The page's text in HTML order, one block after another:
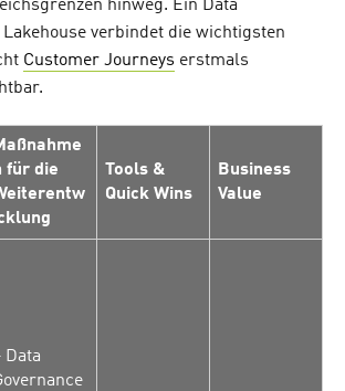
hinweg. Ein Data
verbindet die wichtigsten
Customer Journeys erstmals
für die
Tools &
Quick Wins
Business
Value
Data